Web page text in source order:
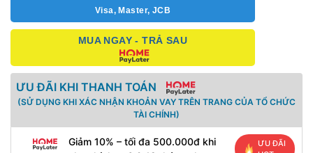
Visa, Master, JCB
MUA NGAY - TRẢ SAU
ƯU ĐÃI KHI THANH TOÁN
(SỬ DỤNG KHI XÁC NHẬN KHOẢN VAY TRÊN TRANG CỦA TỔ CHỨC
TÀI CHÍNH)
Giảm 10% – tối đa 500.000đ khi
ƯU ĐÃI